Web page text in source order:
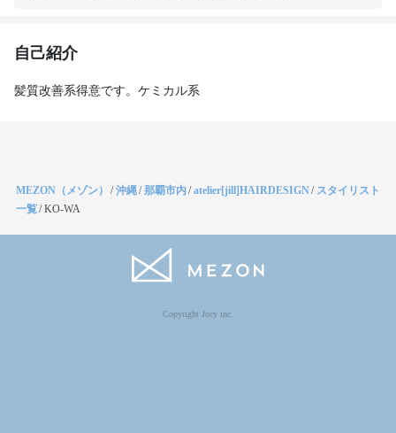
自己紹介
髪質改善系得意です。ケミカル系
MEZON（メゾン） /沖縄/那覇市内/atelier[jill]HAIRDESIGN/ スタイリスト
一覧/KO-WA
Copyright Jocy inc.